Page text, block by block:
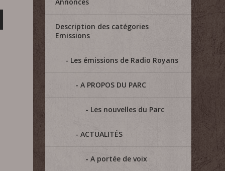
Description des catégories
Emissions
Les émissions de Radio Royans
A PROPOS DU PARC
Les nouvelles du Parc
ACTUALITÉS
A portée de voix